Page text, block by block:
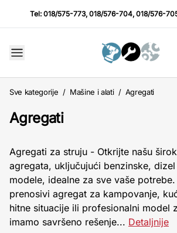
Tel:018/575-773,018/576-704,018/576-
Sve kategorije / Mašine i alati / Agregati
Agregati
Agregati za struju - Otkrijte našu
agregata, uključujući benzinske,
modele, idealne za sve vaše
prenosivi agregat za kampovanje,
hitne situacije ili profesionalni model
imamo savršeno rešenje... Detaljnije